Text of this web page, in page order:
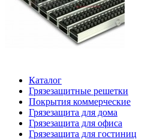
Каталог
Грязезащитные решетки
Покрытия коммерческие
Грязезащита для дома
Грязезащита для офиса
Грязезащита для гостиниц